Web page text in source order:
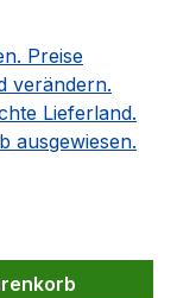
Preise
verändern.
Lieferland.
ausgewiesen.